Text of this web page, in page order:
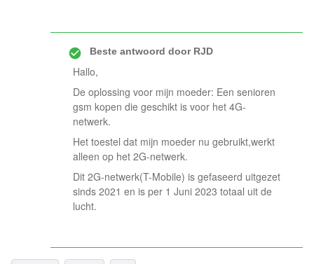
Beste antwoord doorRJD
Hallo,
De oplossing voor mijn moeder: Een senioren
gsm kopen die geschikt is voor het 4G-
netwerk.
Het toestel dat mijn moeder nu gebruikt,werkt
alleen op het 2G-netwerk.
Dit 2G-netwerk(T-Mobile) is gefaseerd uitgezet
sinds 2021 en is per 1 Juni 2023 totaal uit de
lucht.